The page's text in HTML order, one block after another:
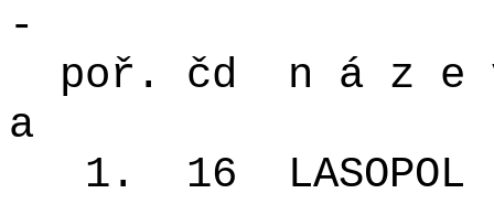
-
poř. čd
n á z e
a
1.
16
LASOPOL